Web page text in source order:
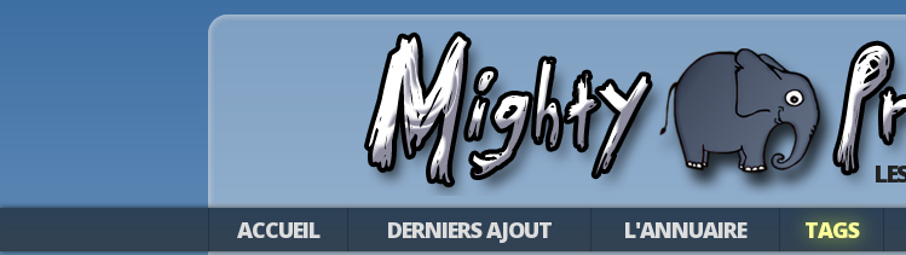
ACCUEIL DERNIERS AJOUT L'ANNUAIRE TAGS